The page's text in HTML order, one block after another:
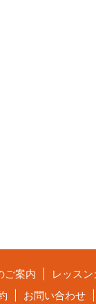
ご案内 レッス
お問い合わせ